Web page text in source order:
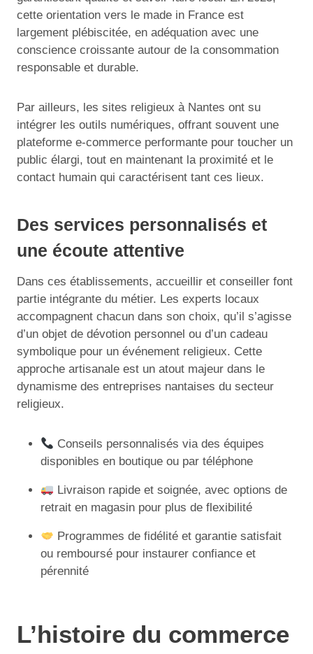
cette orientation vers le made in France est
largement plébiscitée, en adéquation avec une
conscience croissante autour de la consommation
responsable et durable.
Par ailleurs, les sites religieux à Nantes ont su
intégrer les outils numériques, offrant souvent une
plateforme e-commerce performante pour toucher un
public élargi, tout en maintenant la proximité et le
contact humain qui caractérisent tant ces lieux.
Des services personnalisés et
une écoute attentive
Dans ces établissements, accueillir et conseiller font
partie intégrante du métier. Les experts locaux
accompagnent chacun dans son choix, qu’il s’agisse
d’un objet de dévotion personnel ou d’un cadeau
symbolique pour un événement religieux. Cette
approche artisanale est un atout majeur dans le
dynamisme des entreprises nantaises du secteur
religieux.
Conseils personnalisés via des équipes
disponibles en boutique ou par téléphone
Livraison rapide et soignée, avec options de
retrait en magasin pour plus de flexibilité
Programmes de fidélité et garantie satisfait
ou remboursé pour instaurer confiance et
pérennité
L’histoire du commerce